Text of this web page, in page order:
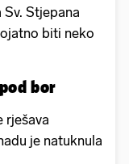
Sv. Stjepana
biti neko
bor
rješava
je natuknula